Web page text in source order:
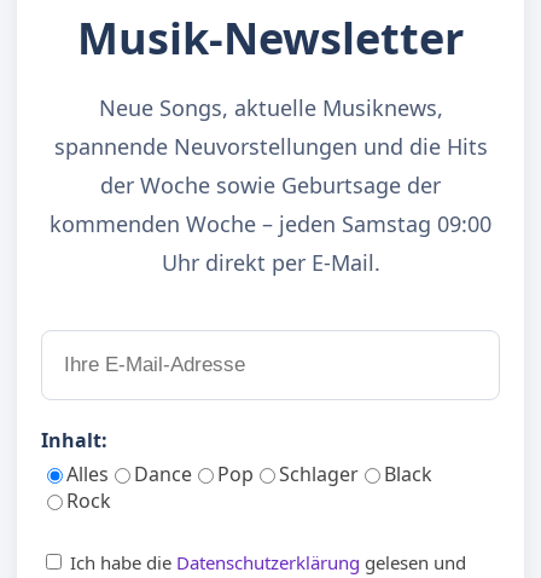
Musik-Newsletter
Neue Songs, aktuelle Musiknews,
spannende Neuvorstellungen und die Hits
der Woche sowie Geburtsage der
kommenden Woche – jeden Samstag 09:00
Uhr direkt per E-Mail.
Inhalt:
Alles
Dance Pop Schlager
Black
Rock
Ich habe die Datenschutzerklärung gelesen und